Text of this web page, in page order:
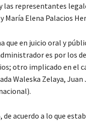
las representantes
María Elena Palacios
que en juicio oral y
es por los
otro implicado en el
Waleska Zelaya,
de acuerdo a lo que